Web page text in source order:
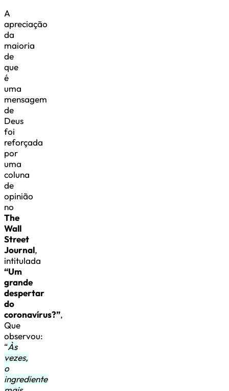
A
apreciação
da
maioria
de
que
é
uma
mensagem
de
Deus
foi
reforçada
por
uma
coluna
de
opinião
no
The
Wall
Street
Journal,
intitulada
“Um
grande
despertar
do
coronavírus?”,
Que
observou:
“Às
vezes,
o
ingrediente